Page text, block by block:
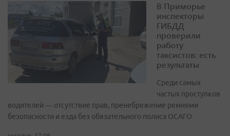
В Приморье
инспекторы
ГИБДД
проверили
работу
таксистов: есть
результаты
Среди самых
частых проступков
водителей — отсутствие прав, пренебрежение ремнями
безопасности и езда без обязательного полиса ОСАГО